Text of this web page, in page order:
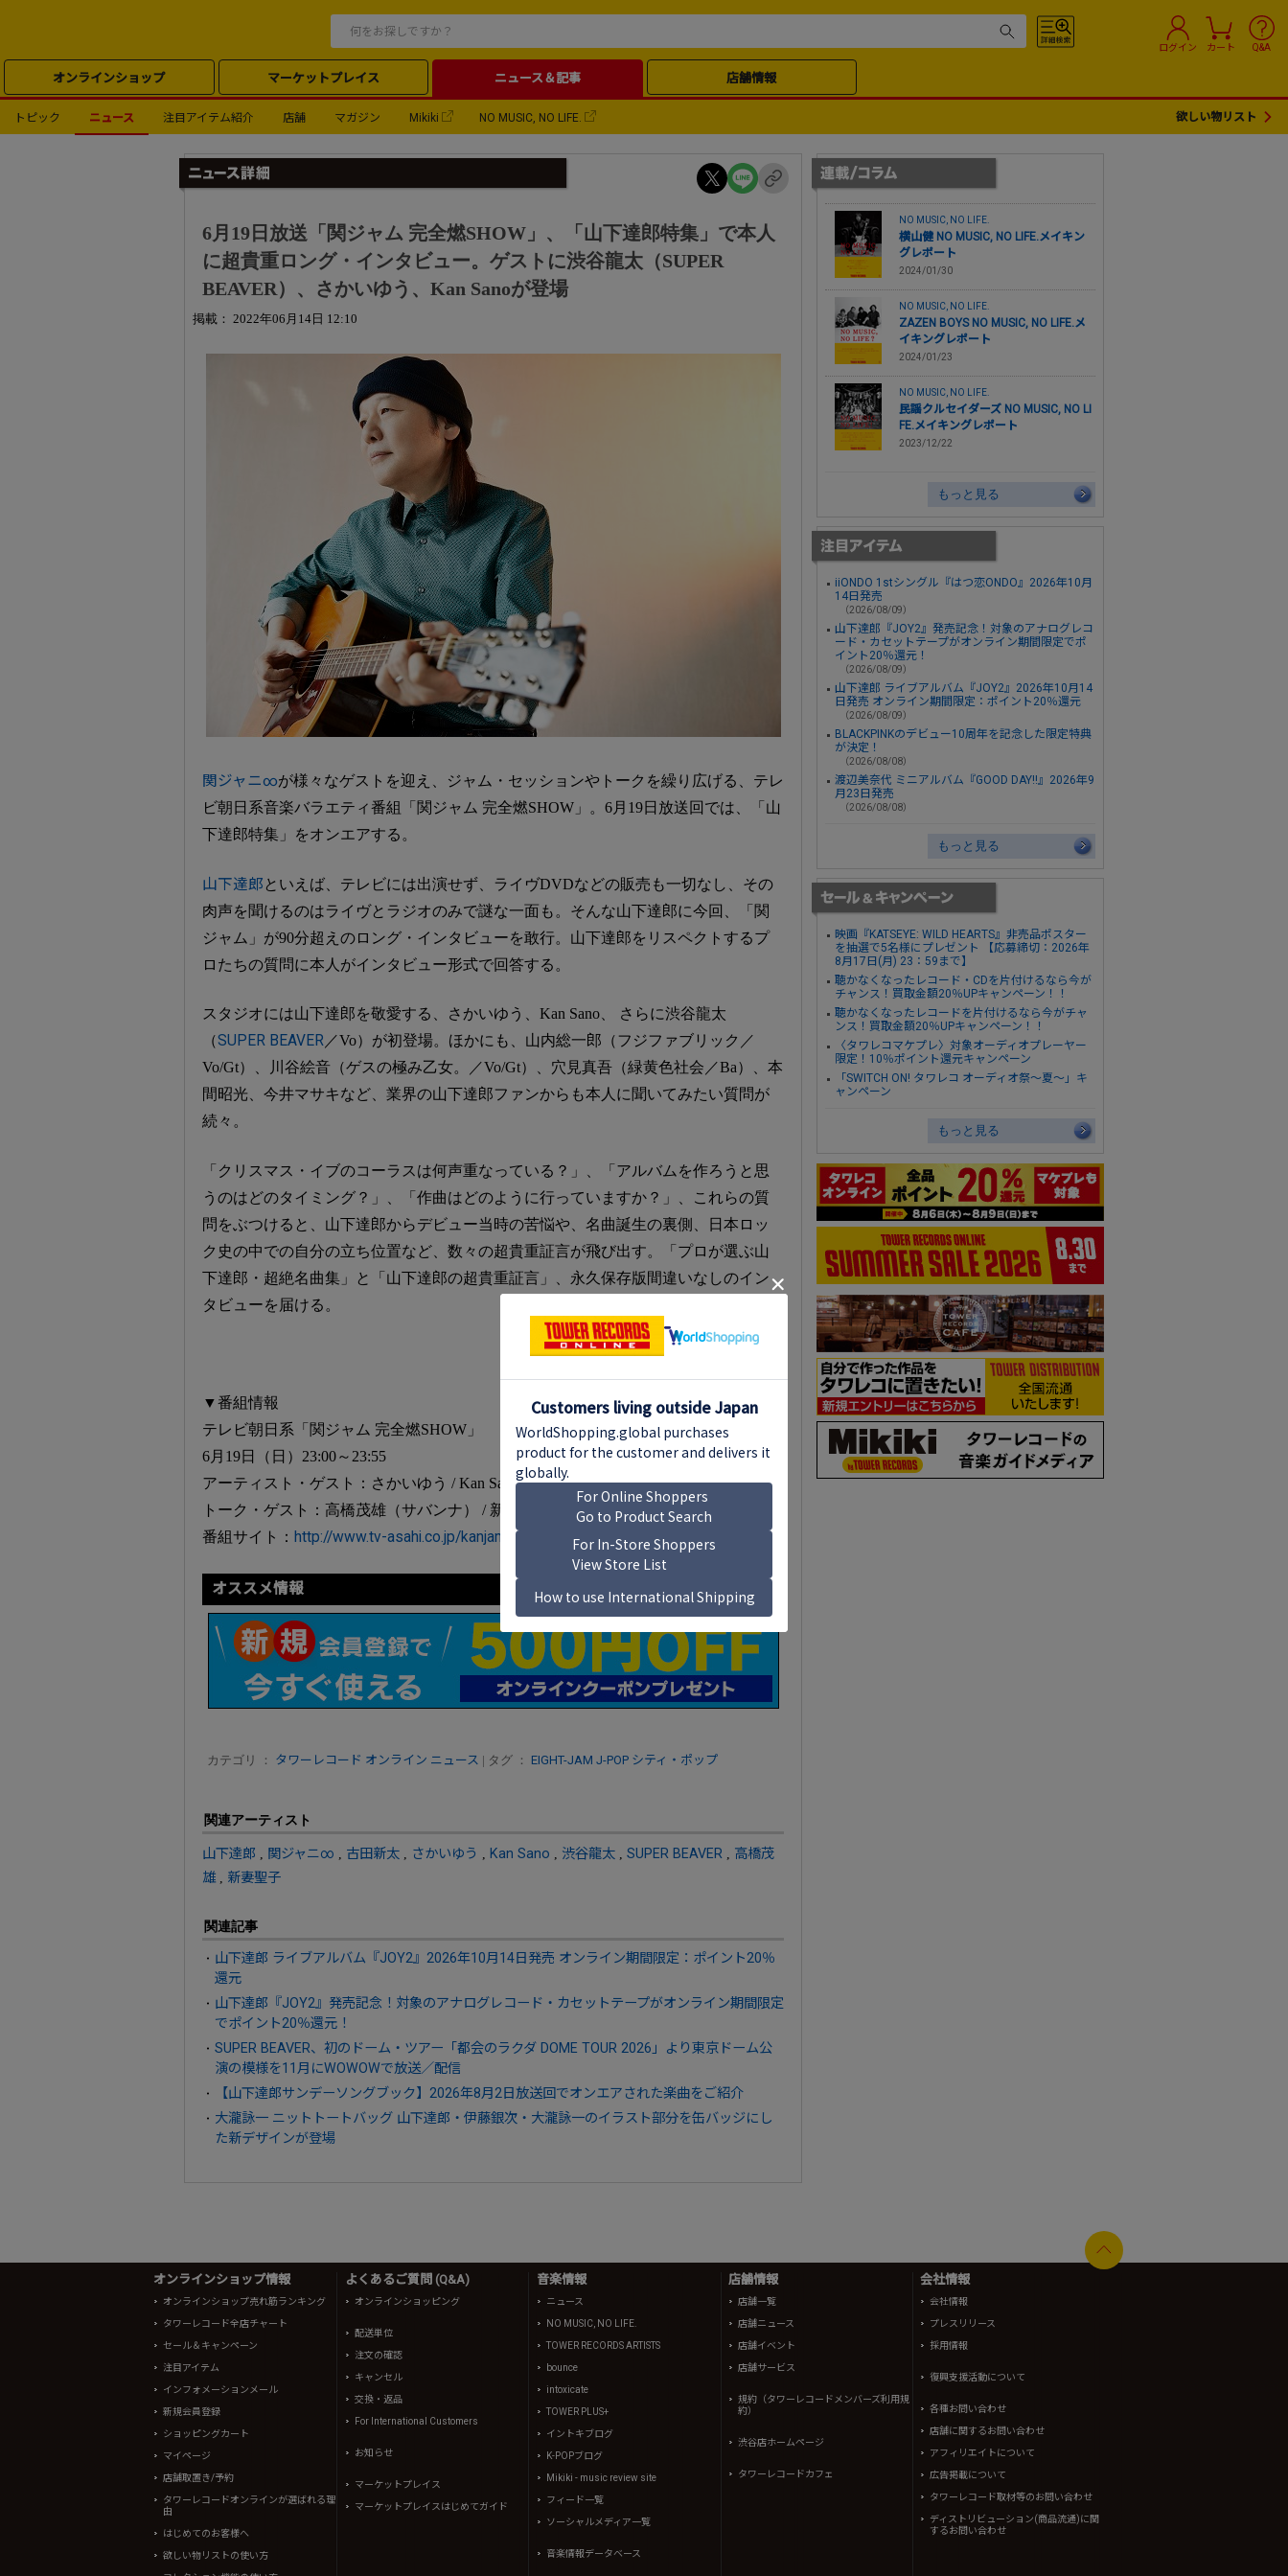
ログイン カート Q&A
オンラインショップ マーケットプレイス ニュース＆記事 店舗情報
トピック ニュース 注目アイテム紹介 店舗 マガジン Mikiki NO MUSIC, NO LIFE. 欲しい物リスト
6月19日放送「関ジャム 完全燃SHOW」、「山下達郎特集」で本人
に超貴重ロング・インタビュー。ゲストに渋谷龍太（SUPER
BEAVER）、さかいゆう、Kan Sanoが登場
掲載： 2022年06月14日 12:10
関ジャニ∞が様々なゲストを迎え、ジャム・セッションやトークを繰り広げる、テレ
ビ朝日系音楽バラエティ番組「関ジャム 完全燃SHOW」。6月19日放送回では、「山
下達郎特集」をオンエアする。
山下達郎 といえば、テレビには出演せず、ライヴDVDなどの販売も一切なし、その
肉声を聞けるのはライヴとラジオのみで謎な一面も。そんな山下達郎に今回、「関
ジャム」が90分超えのロング・インタビューを敢行。山下達郎をリスペクトするプ
ロたちの質問に本人がインタビュー形式で回答する。
スタジオには山下達郎を敬愛する、さかいゆう、Kan Sano、 さらに渋谷龍太
（SUPER BEAVER ／Vo）が初登場。ほかにも、山内総一郎（フジファブリック／
Vo/Gt）、川谷絵音（ゲスの極み乙女。／Vo/Gt）、穴見真吾（緑黄色社会／Ba）、本
間昭光、今井マサキなど、業界の山下達郎ファンからも本人に聞いてみたい質問が
続々。
「クリスマス・イブのコーラスは何声重なっている？」、「アルバムを作ろうと思
うのはどのタイミング？」、「作曲はどのように行っていますか？」、これらの質
問をぶつけると、山下達郎からデビュー当時の苦悩や、名曲誕生の裏側、日本ロッ
ク史の中での自分の立ち位置など、数々の超貴重証言が飛び出す。「プロが選ぶ山
下達郎・超絶名曲集」と「山下達郎の超貴重証言」、永久保存版間違いなしのイン
タビューを届ける。
▼番組情報
テレビ朝日系「関ジャム 完全燃SHOW」
6月19日（日）23:00～23:55
アーティスト・ゲスト：さかいゆう / Kan Sano / 渋谷龍太（SUPER BEAVER）
トーク・ゲスト：高橋茂雄（サバンナ） / 新妻聖子
番組サイト： http://www.tv-asahi.co.jp/kanjam/
オススメ情報
カテゴリ ： タワーレコード オンライン ニュース | タグ ： EIGHT-JAM J-POP シティ・ポップ
関連アーティスト
山下達郎 関ジャニ∞ 古田新太 さかいゆう Kan Sano 渋谷龍太 SUPER BEAVER
高橋茂
雄
新妻聖子
関連記事
山下達郎 ライブアルバム『JOY2』2026年10月14日発売 オンライン期間限定：ポイント20％
還元
山下達郎『JOY2』発売記念！対象のアナログレコード・カセットテープがオンライン期間限定
でポイント20％還元！
SUPER BEAVER、初のドーム・ツアー「都会のラクダ DOME TOUR 2026」より東京ドーム公
演の模様を11月にWOWOWで放送／配信
【山下達郎サンデーソングブック】2026年8月2日放送回でオンエアされた楽曲をご紹介
大瀧詠一 ニットトートバッグ 山下達郎・伊藤銀次・大瀧詠一のイラスト部分を缶バッジにし
た新デザインが登場
NO MUSIC, NO LIFE.
横山健 NO MUSIC, NO LIFE.メイキン
グレポート
2024/01/30
NO MUSIC, NO LIFE.
ZAZEN BOYS NO MUSIC, NO LIFE.メ
イキングレポート
2024/01/23
NO MUSIC, NO LIFE.
民謡クルセイダーズ NO MUSIC, NO LI
FE.メイキングレポート
2023/12/22
もっと見る
iiONDO 1stシングル『はつ恋ONDO』2026年10月
14日発売
（2026/08/09）
山下達郎『JOY2』発売記念！対象のアナログレコ
ード・カセットテープがオンライン期間限定でポ
イント20％還元！
（2026/08/09）
山下達郎 ライブアルバム『JOY2』2026年10月14
日発売 オンライン期間限定：ポイント20％還元
（2026/08/09）
BLACKPINKのデビュー10周年を記念した限定特典
が決定！
（2026/08/08）
渡辺美奈代 ミニアルバム『GOOD DAY!!』2026年9
月23日発売
（2026/08/08）
もっと見る
映画『KATSEYE: WILD HEARTS』非売品ポスター
を抽選で5名様にプレゼント 【応募締切：2026年
8月17日(月) 23：59まで】
聴かなくなったレコード・CDを片付けるなら今が
チャンス！買取金額20％UPキャンペーン！！
聴かなくなったレコードを片付けるなら今がチャ
ンス！買取金額20％UPキャンペーン！！
〈タワレコマケプレ〉対象オーディオプレーヤー
限定！10％ポイント還元キャンペーン
「SWITCH ON! タワレコ オーディオ祭～夏～」キ
ャンペーン
もっと見る
オンラインショップ情報
オンラインショップ売れ筋ランキング
タワーレコード全店チャート
セール＆キャンペーン
注目アイテム
インフォメーションメール
新規会員登録
ショッピングカート
マイページ
店舗取置き/予約
タワーレコードオンラインが選ばれる理
由
はじめてのお客様へ
欲しい物リストの使い方
よくあるご質問 (Q&A)
オンラインショッピング
配送単位
注文の確認
キャンセル
交換・返品
For International Customers
お知らせ
マーケットプレイス
マーケットプレイスはじめてガイド
音楽情報
ニュース
NO MUSIC, NO LIFE.
TOWER RECORDS ARTISTS
bounce
intoxicate
TOWER PLUS+
イントキブログ
K-POPブログ
Mikiki - music review site
フィード一覧
ソーシャルメディア一覧
音楽情報データベース
店舗情報
店舗一覧
店舗ニュース
店舗イベント
店舗サービス
規約（タワーレコードメンバーズ利用規
約）
渋谷店ホームページ
タワーレコードカフェ
会社情報
会社情報
プレスリリース
採用情報
復興支援活動について
各種お問い合わせ
店舗に関するお問い合わせ
アフィリエイトについて
広告掲載について
タワーレコード取材等のお問い合わせ
ディストリビューション(商品流通)に関
するお問い合わせ